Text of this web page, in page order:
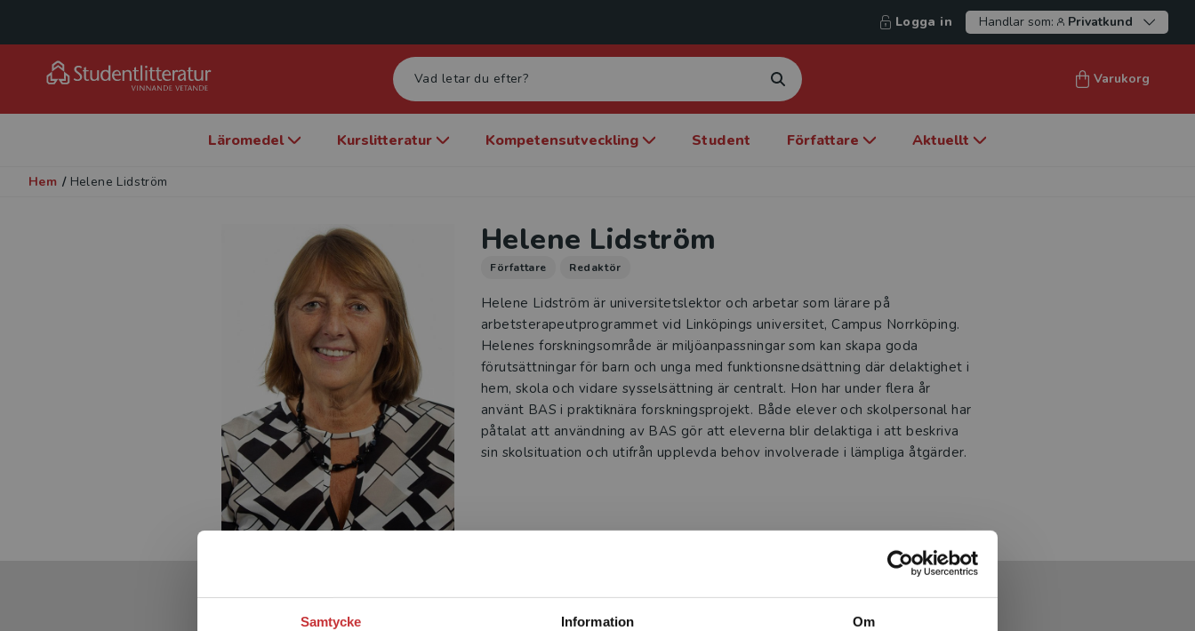
Samtycke Information Om
Begränsad fraktregion
Logga in Handlar som: Privatkund
Varukorg
Läromedel Kurslitteratur Kompetensutveckling Student Författare Aktuellt
Hem / Helene Lidström
Helene Lidström
Författare Redaktör
Helene Lidström är universitetslektor och arbetar som lärare på
arbetsterapeutprogrammet vid Linköpings universitet, Campus Norrköping.
Helenes forskningsområde är miljöanpass­ningar som kan skapa goda
förutsättningar för barn och unga med funktionsnedsättning där delaktighet i
hem, skola och vidare sysselsättning är centralt. Hon har under flera år
använt BAS i praktiknära forskningsprojekt. Både elever och skolpersonal har
påtalat att användning av BAS gör att eleverna blir delaktiga i att beskriva
sin skolsituation och utifrån upplevda behov involverade i lämpliga åtgärder.